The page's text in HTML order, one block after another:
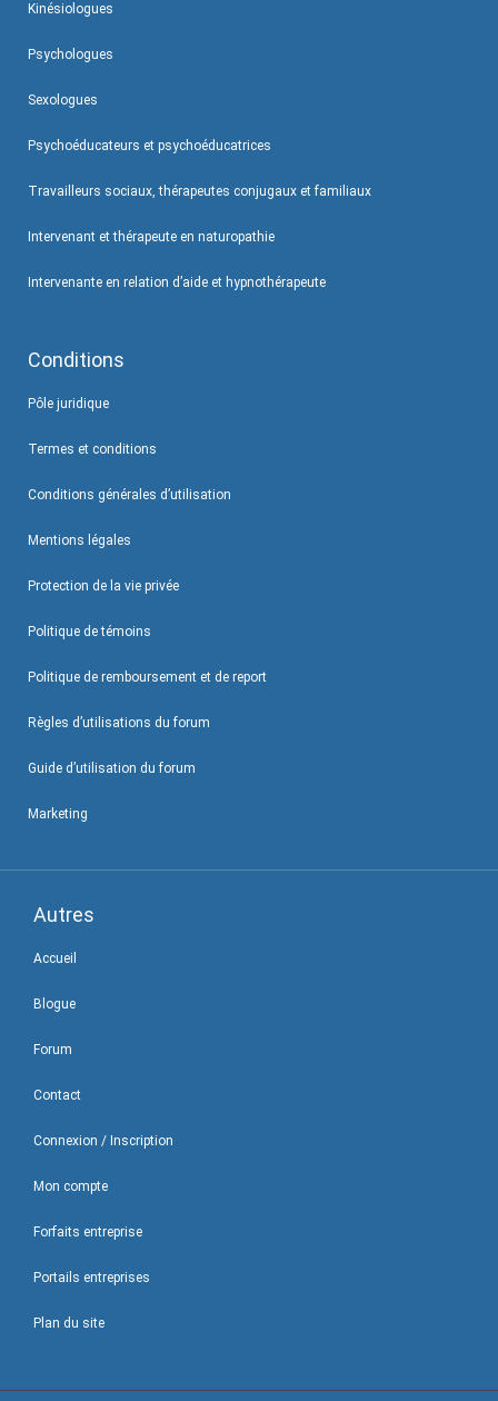
Kinésiologues
Psychologues
Sexologues
Psychoéducateurs et psychoéducatrices
Travailleurs sociaux, thérapeutes conjugaux et familiaux
Intervenant et thérapeute en naturopathie
Intervenante en relation d’aide et hypnothérapeute
Conditions
Pôle juridique
Termes et conditions
Conditions générales d’utilisation
Mentions légales
Protection de la vie privée
Politique de témoins
Politique de remboursement et de report
Règles d’utilisations du forum
Guide d’utilisation du forum
Marketing
Autres
Accueil
Blogue
Forum
Contact
Connexion / Inscription
Mon compte
Forfaits entreprise
Portails entreprises
Plan du site